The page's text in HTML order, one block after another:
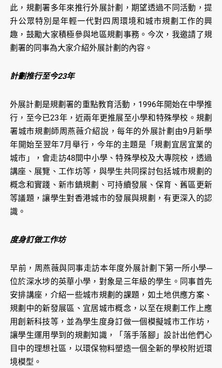
此，規劃署多年來推行外展計劃，期望透過不同活動，提
升公眾特別是年輕一代對四周環境和城市規劃工作的興
趣，鼓勵大家積極參與地區規劃事務。今次，我邀請了規
劃署的同事為大家介紹外展計劃的內容。
計劃推行至今23年
外展計劃是規劃署的重點教育活動，1996年開始在中學推
行，至今已23年，近兩年更推展至小學和特殊學校。規劃
署城市規劃師周燕薇介紹說，每年的外展計劃由9月新學
年開始至翌年7月舉行，今年的主題是「規劃宜居宜業的
城市」，會走訪48間中小學、特殊學校及大專院校，透過
講座、展覽、工作坊等，與學生共同探討包括城市規劃的
概念和實踐、新市鎮規劃、可持續發展、保育、舊區更新
等議題，讓學生對香港城市的發展與規劃，有更深入的認
識。
度身訂做工作坊
早前，周燕薇與同事走訪本年度外展計劃下第一所小學─
位於深水埗的英華小學，對象是三年級的學生。同事首先
安排講座，介紹一些城市規劃的課題，如土地供應方案、
規劃中的新發展區、宜居城市概念，以至在規劃工作上應
用創新科技等，並為學生度身訂做一個模擬城市工作坊，
讓學生運用學到的規劃知識，「落手落腳」設計出他們心
目中的理想社區，以環保物料塑造一個全新的學校附近環
境模型。